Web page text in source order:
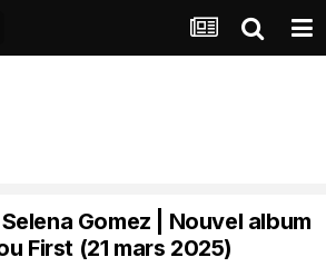
Gomez | Nouvel album
First (21 mars 2025)